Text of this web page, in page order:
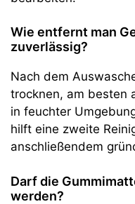
Wie entfernt man
zuverlässig?
Nach dem
trocknen, am besten
in feuchter
hilft eine zweite
anschließendem
Darf die
werden?